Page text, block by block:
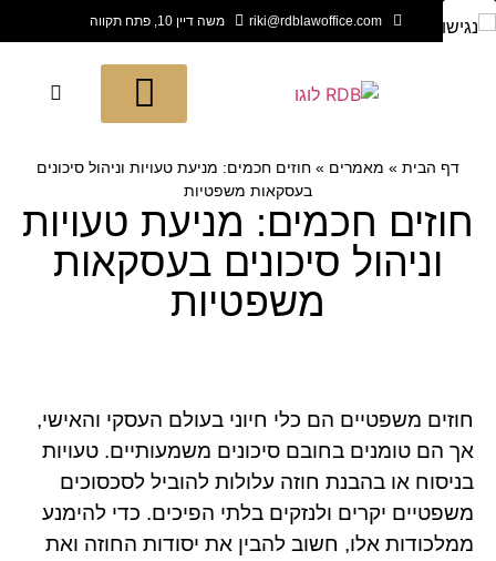
riki@rdblawoffice.com משה דיין 10, פתח תקווה
דף הבית » מאמרים » חוזים חכמים: מניעת טעויות וניהול סיכונים
בעסקאות משפטיות
חוזים חכמים: מניעת טעויות
וניהול סיכונים בעסקאות
משפטיות
חוזים משפטיים הם כלי חיוני בעולם העסקי והאישי,
אך הם טומנים בחובם סיכונים משמעותיים. טעויות
בניסוח או בהבנת חוזה עלולות להוביל לסכסוכים
משפטיים יקרים ולנזקים בלתי הפיכים. כדי להימנע
ממלכודות אלו, חשוב להבין את יסודות החוזה ואת